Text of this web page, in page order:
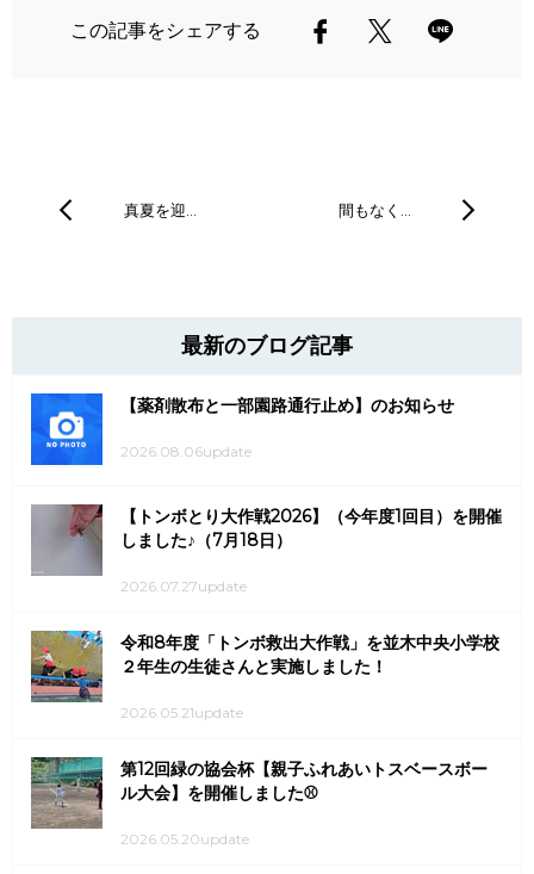
この記事をシェアする
真夏を迎… 間もなく…
最新のブログ記事
【薬剤散布と一部園路通行止め】のお知らせ
2026.08.06update
【トンボとり大作戦2026】（今年度1回目）を開催
しました♪（7月18日）
2026.07.27update
令和8年度「トンボ救出大作戦」を並木中央小学校
２年生の生徒さんと実施しました！
2026.05.21update
第12回緑の協会杯【親子ふれあいトスベースボー
ル大会】を開催しました⚾
2026.05.20update